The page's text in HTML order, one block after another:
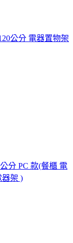
公分 電器置物架
分 PC 款(餐櫃 電
器架 )